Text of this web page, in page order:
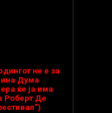
не е за
Дума
ќе ја има
Роберт Де